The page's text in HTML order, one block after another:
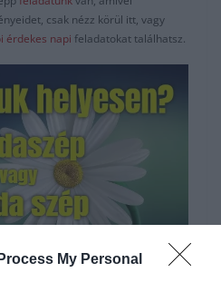
My Personal
csak nézz körül itt, vagy
érdekes napi feladatokat találhatsz.